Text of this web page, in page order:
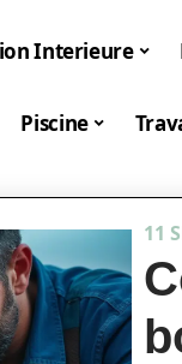
Interieure
Piscine
11